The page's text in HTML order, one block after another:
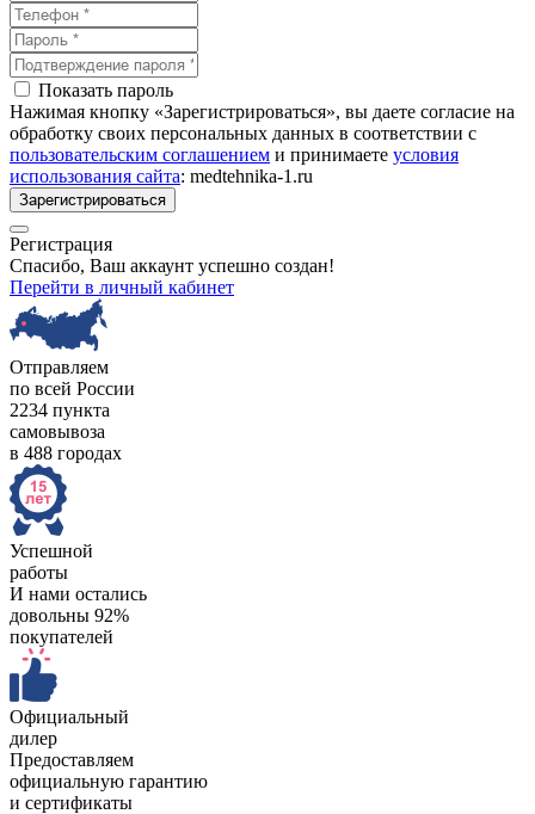
Показать пароль
Нажимая кнопку «Зарегистрироваться», вы даете согласие на
обработку своих персональных данных в соответствии с
пользовательским соглашением и принимаете условия
использования сайта: medtehnika-1.ru
Зарегистрироваться
Регистрация
Спасибо, Ваш аккаунт успешно создан!
Перейти в личный кабинет
Отправляем
по всей России
2234 пункта
самовывоза
в 488 городах
Успешной
работы
И нами остались
довольны 92%
покупателей
Официальный
дилер
Предоставляем
официальную гарантию
и сертификаты